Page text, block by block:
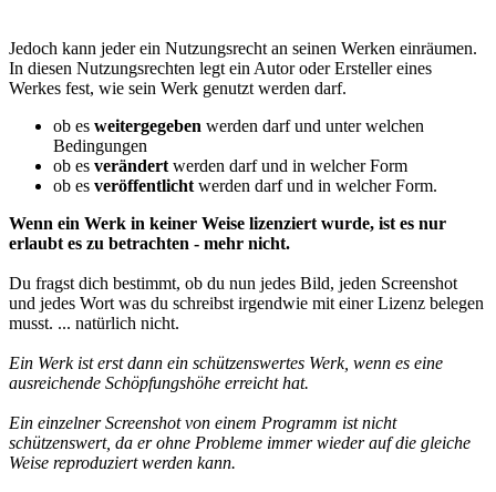
Jedoch kann jeder ein Nutzungsrecht an seinen Werken einräumen.
In diesen Nutzungsrechten legt ein Autor oder Ersteller eines
Werkes fest, wie sein Werk genutzt werden darf.
ob es weitergegeben werden darf und unter welchen
Bedingungen
ob es verändert werden darf und in welcher Form
ob es veröffentlicht werden darf und in welcher Form.
Wenn ein Werk in keiner Weise lizenziert wurde, ist es nur
erlaubt es zu betrachten - mehr nicht.
Du fragst dich bestimmt, ob du nun jedes Bild, jeden Screenshot
und jedes Wort was du schreibst irgendwie mit einer Lizenz belegen
musst. ... natürlich nicht.
Ein Werk ist erst dann ein schützenswertes Werk, wenn es eine
ausreichende Schöpfungshöhe erreicht hat.
Ein einzelner Screenshot von einem Programm ist nicht
schützenswert, da er ohne Probleme immer wieder auf die gleiche
Weise reproduziert werden kann.